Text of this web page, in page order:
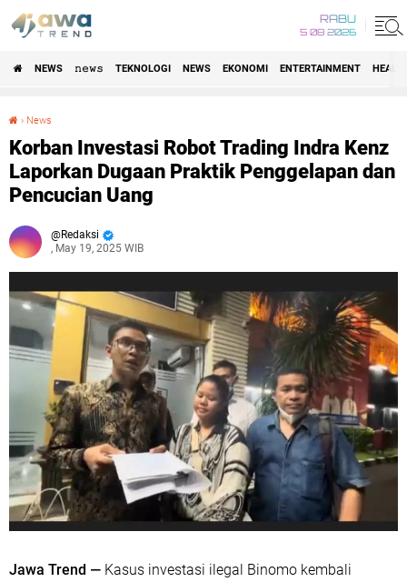
RABU
5 08 2026
NEWS 𝚗𝚎𝚠𝚜 TEKNOLOGI NEWS EKONOMI ENTERTAINMENT
› News
Korban Investasi Robot Trading Indra Kenz
Laporkan Dugaan Praktik Penggelapan dan
Pencucian Uang
Redaksi
, May 19, 2025 WIB
Jawa Trend — Kasus investasi ilegal Binomo kembali